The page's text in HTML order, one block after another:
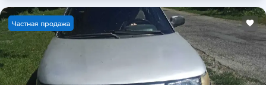
Частная продажа